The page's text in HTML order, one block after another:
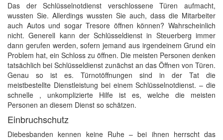
Das der Schlüsselnotdienst verschlossene Türen aufmacht,
wussten Sie. Allerdings wussten Sie auch, dass die Mitarbeiter
auch Autos und sogar Tresore öffnen können? Wahrscheinlich
nicht. Generell kann der Schlüsseldienst in Steuerberg immer
dann gerufen werden, sofern jemand aus irgendeinem Grund ein
Problem hat, ein Schloss zu öffnen. Die meisten Personen denken
tatsächlich bei Schlüsseldienst zunächst an das Öffnen von Türen.
Genau so ist es. Türnotöffnungen sind in der Tat die
meistbestellte Dienstleistung bei einem Schlüsselnotdienst. – die
schnelle , unkomplizierte Hilfe ist es, welche die meisten
Personen an diesem Dienst so schätzen.
Einbruchschutz
Diebesbanden kennen keine Ruhe – bei ihnen herrscht das